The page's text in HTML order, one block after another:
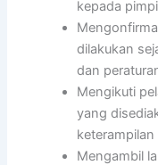
kepada
dilakukan
dan
Mengikuti
yang
Mengambil